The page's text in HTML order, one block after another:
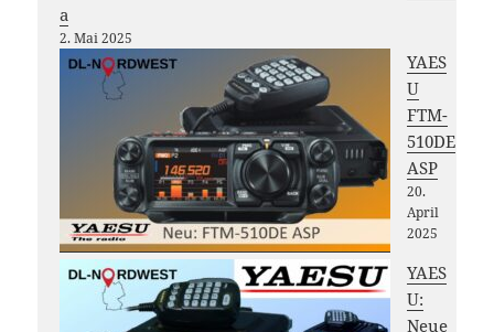
a
2. Mai 2025
YAES
U
FTM-
510DE
ASP
20.
April
2025
YAES
U:
Neue